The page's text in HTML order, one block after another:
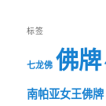
标签
七龙佛 佛牌
南帕亚女王佛牌